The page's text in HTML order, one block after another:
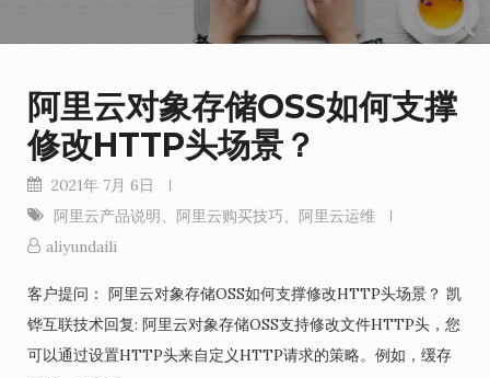
阿里云对象存储OSS如何支撑
修改HTTP头场景？
2021年 7月 6日
阿里云产品说明、 阿里云购买技巧、 阿里云运维
aliyundaili
客户提问： 阿里云对象存储OSS如何支撑修改HTTP头场景？ 凯
铧互联技术回复: 阿里云对象存储OSS支持修改文件HTTP头，您
可以通过设置HTTP头来自定义HTTP请求的策略。例如，缓存